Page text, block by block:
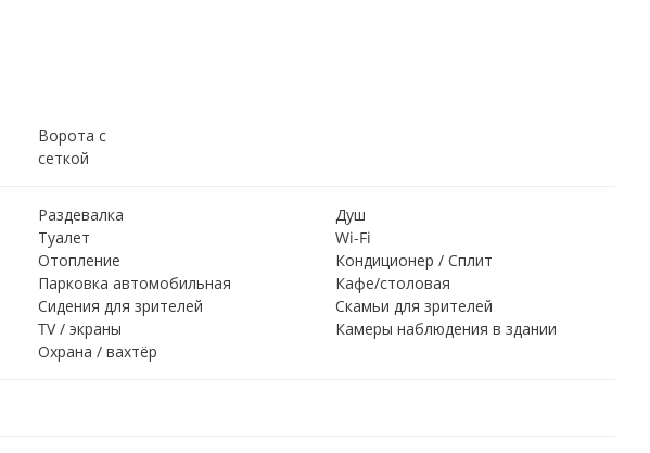
Ворота с
сеткой
Раздевалка
Душ
Туалет
Wi-Fi
Отопление
Кондиционер / Сплит
Парковка автомобильная
Кафе/столовая
Сидения для зрителей
Скамьи для зрителей
TV / экраны
Камеры наблюдения в здании
Охрана / вахтёр